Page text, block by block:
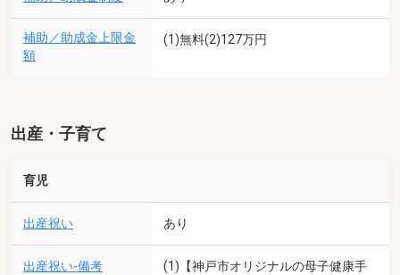
補助／助成金上限金
額
(1)無料(2)127万円
出産・子育て
育児
出産祝い あり
出産祝い-備考
(1)【神戸市オリジナルの母子健康手